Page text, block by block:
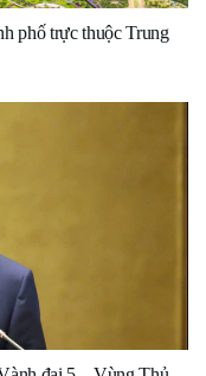
phố trực thuộc Trung